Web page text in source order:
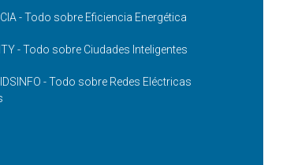
- Todo sobre Eficiencia Energética
- Todo sobre Ciudades Inteligentes
- Todo sobre Redes Eléctricas